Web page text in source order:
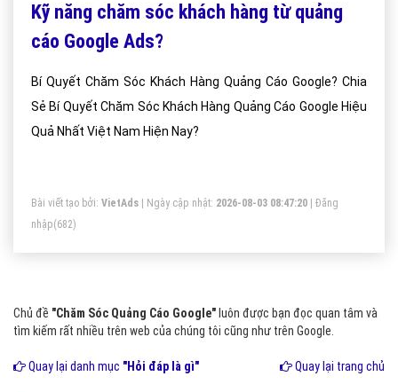
Kỹ năng chăm sóc khách hàng từ quảng
cáo Google Ads?
Bí Quyết Chăm Sóc Khách Hàng Quảng Cáo Google? Chia
Sẻ Bí Quyết Chăm Sóc Khách Hàng Quảng Cáo Google Hiệu
Quả Nhất Việt Nam Hiện Nay?
Bài viết tạo bởi: VietAds | Ngày cập nhật: 2026-08-03 08:47:20
Đăng
nhập(682)
Chủ đề "Chăm Sóc Quảng Cáo Google" luôn được bạn đọc quan tâm và
tìm kiếm rất nhiều trên web của chúng tôi cũng như trên Google.
Quay lại danh mục "Hỏi đáp là gì" Quay lại trang chủ